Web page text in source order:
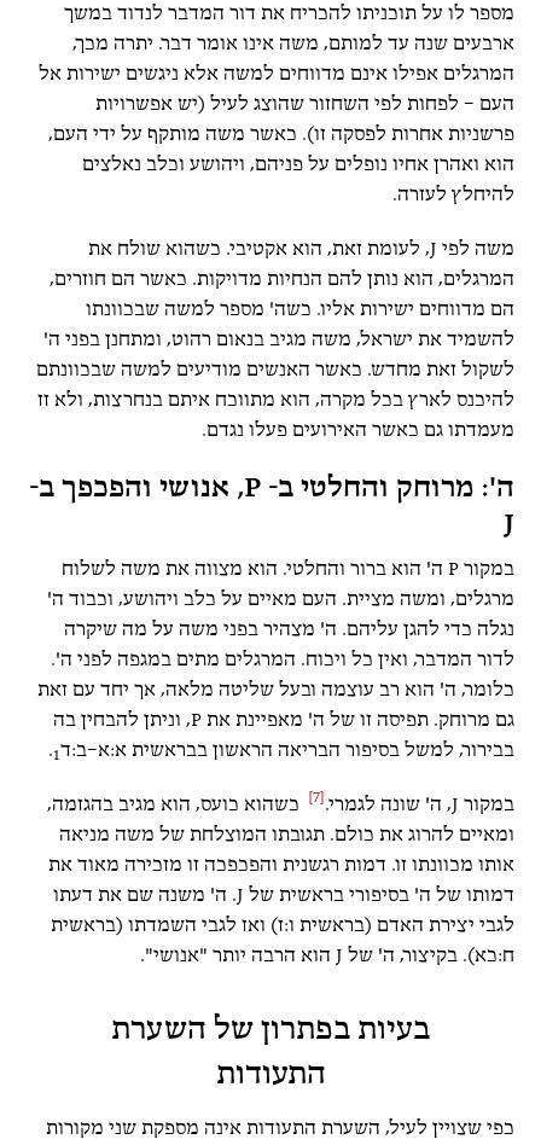
מספר לו על תוכניתו להכריח את דור המדבר לנדוד במשך
ארבעים שנה עד למותם, משה אינו אומר דבר. יתרה מכך,
המרגלים אפילו אינם מדווחים למשה אלא ניגשים ישירות אל
העם – לפחות לפי השחזור שהוצג לעיל (יש אפשרויות
פרשניות אחרות לפסקה זו). כאשר משה מותקף על ידי העם,
הוא ואהרן אחיו נופלים על פניהם, ויהושע וכלב נאלצים
להיחלץ לעזרה.
משה לפי J, לעומת זאת, הוא אקטיבי. כשהוא שולח את
המרגלים, הוא נותן להם הנחיות מדויקות. כאשר הם חוזרים,
הם מדווחים ישירות אליו. כשה' מספר למשה שבכוונתו
להשמיד את ישראל, משה מגיב בנאום רהוט, ומתחנן בפני ה'
לשקול זאת מחדש. כאשר האנשים מודיעים למשה שבכוונתם
להיכנס לארץ בכל מקרה, הוא מתווכח איתם בנחרצות, ולא זז
מעמדתו גם כאשר האירועים פעלו נגדם.
ה': מרוחק והחלטי ב- P, אנושי והפכפך ב-
J
במקור P ה' הוא ברור והחלטי. הוא מצווה את משה לשלוח
מרגלים, ומשה מציית. העם מאיים על כלב ויהושע, וכבוד ה'
נגלה כדי להגן עליהם. ה' מצהיר בפני משה על מה שיקרה
לדור המדבר, ואין כל ויכוח. המרגלים מתים במגפה לפני ה'.
כלומר, ה' הוא רב עוצמה ובעל שליטה מלאה, אך יחד עם זאת
גם מרוחק. תפיסה זו של ה' מאפיינת את P, וניתן להבחין בה
בבירור, למשל בסיפור הבריאה הראשון בבראשית א:א–ב:ד1
.
במקור J, ה' שונה לגמרי. [7]
כשהוא כועס, הוא מגיב בהגזמה,
ומאיים להרוג את כולם. תגובתו המוצלחת של משה מניאה
אותו מכוונתו זו. דמות רגשנית והפכפכה זו מזכירה מאוד את
דמותו של ה' בסיפורי בראשית של J. ה' משנה שם את דעתו
לגבי יצירת האדם (בראשית ו:ז) ואז לגבי השמדתו (בראשית
ח:כא). בקיצור, ה' של J הוא הרבה יותר "אנושי".
בעיות בפתרון של השערת
התעודות
כפי שצויין לעיל, השערת התעודות אינה מספקת שני מקורות